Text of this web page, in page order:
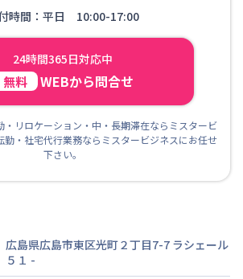
時間：平日 10:00-17:00
24時間365日対応中
無料 WEBから問合せ
・リロケーション・中・長期滞在ならミスタービ
・社宅代行業務ならミスタービジネスにお任せ
下さい。
広島県広島市東区光町２丁目7-7 ラシェール
５１ -